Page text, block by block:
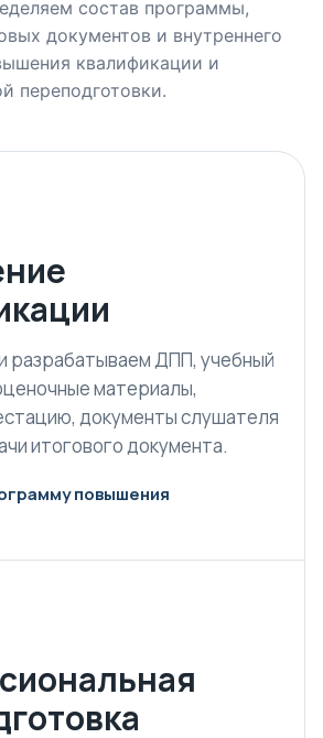
состав программы,
документов и внутреннего
квалификации и
переподготовки.
разрабатываем ДПП, учебный
материалы,
документы слушателя
итогового документа.
повышения